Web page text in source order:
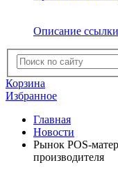
Описание ссылки
Корзина
Избранное
Главная
Новости
Рынок POS-
производителя